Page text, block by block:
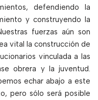
defendiendo la
y construyendo la
fuerzas aún son
vital la construcción de
vinculada a las
obrera y la juventud.
echar abajo a este
pero sólo será posible